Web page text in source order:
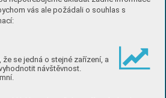
vás ale požádali o souhlas s
se jedná o stejné zařízení, a
návštěvnost.